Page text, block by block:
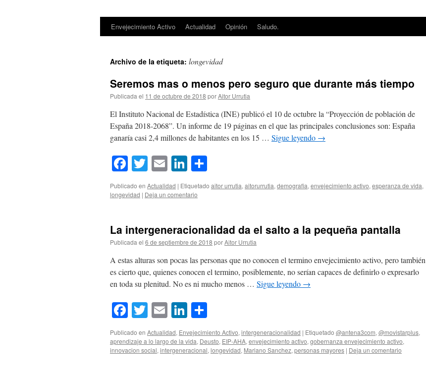
Saltar
contenido
Envejecimiento Activo Actualidad Opinión Saludo.
Archivo de la etiqueta: longevidad
Seremos mas o menos pero seguro que durante más tiempo
Publicada el 11 de octubre de 2018 porAitor Urrutia
El Instituto Nacional de Estadística (INE) publicó el 10 de octubre la “Proyección de población de
España 2018-2068”. Un informe de 19 páginas en el que las principales conclusiones son: España
ganaría casi 2,4 millones de habitantes en los 15 … Sigue leyendo →
Facebook
Twitter
EmailLinkedIn
Publicado en Actualidad | Etiquetado aitor urrutia,aitorurrutia,demografia,envejecimiento activo,esperanza de vida,
longevidad | Deja un comentario
La intergeneracionalidad da el salto a la pequeña pantalla
Publicada el 6 de septiembre de 2018 porAitor Urrutia
A estas alturas son pocas las personas que no conocen el termino envejecimiento activo, pero también
es cierto que, quienes conocen el termino, posiblemente, no serían capaces de definirlo o expresarlo
en toda su plenitud. No es ni mucho menos … Sigue leyendo →
Facebook
Twitter
EmailLinkedIn
Publicado en Actualidad, Envejecimiento Activo, intergeneracionalidad | Etiquetado @antena3com, @movistarplus,
aprendizaje a lo largo de la vida, Deusto, EIP-AHA, envejecimiento activo, gobernanza envejecimiento activo,
innovacion social, intergeneracional, longevidad, Mariano Sanchez, personas mayores | Deja un comentario